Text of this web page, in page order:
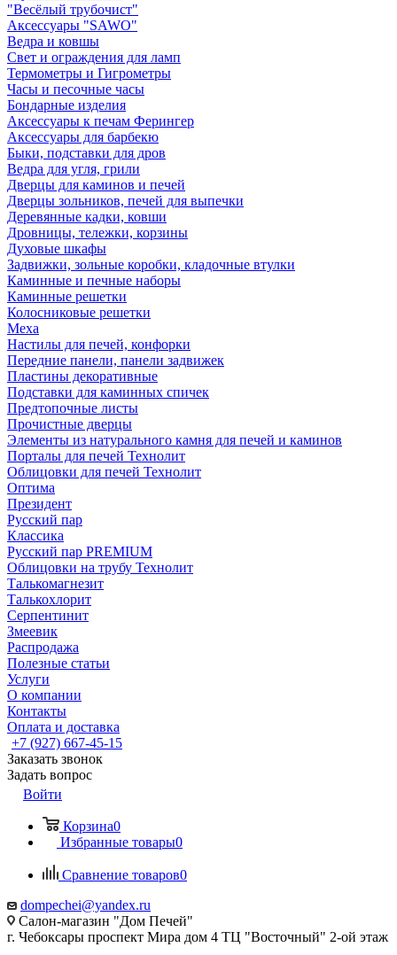
"Весёлый трубочист"
Аксессуары "SAWO"
Ведра и ковшы
Свет и ограждения для ламп
Термометры и Гигрометры
Часы и песочные часы
Бондарные изделия
Аксессуары к печам Ферингер
Аксессуары для барбекю
Быки, подставки для дров
Ведра для угля, грили
Дверцы для каминов и печей
Дверцы зольников, печей для выпечки
Деревянные кадки, ковши
Дровницы, тележки, корзины
Духовые шкафы
Задвижки, зольные коробки, кладочные втулки
Каминные и печные наборы
Каминные решетки
Колосниковые решетки
Меха
Настилы для печей, конфорки
Передние панели, панели задвижек
Пластины декоративные
Подставки для каминных спичек
Предтопочные листы
Прочистные дверцы
Элементы из натурального камня для печей и каминов
Порталы для печей Технолит
Облицовки для печей Технолит
Оптима
Президент
Русский пар
Классика
Русский пар PREMIUM
Облицовки на трубу Технолит
Талькомагнезит
Талькохлорит
Серпентинит
Змеевик
Распродажа
Полезные статьи
Услуги
О компании
Контакты
Оплата и доставка
+7 (927) 667-45-15
Заказать звонок
Задать вопрос
Войти
Корзина0
Избранные товары0
Сравнение товаров0
dompechei@yandex.ru
Салон-магазин "Дом Печей"
г. Чебоксары проспект Мира дом 4 ТЦ "Восточный" 2-ой этаж